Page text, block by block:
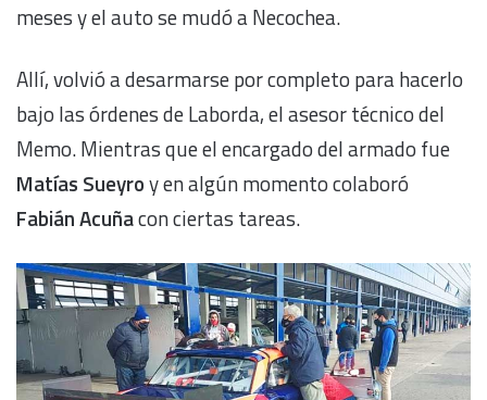
meses y el auto se mudó a Necochea.
Allí, volvió a desarmarse por completo para hacerlo
bajo las órdenes de Laborda, el asesor técnico del
Memo. Mientras que el encargado del armado fue
Matías Sueyroy en algún momento colaboró
Fabián Acuñacon ciertas tareas.